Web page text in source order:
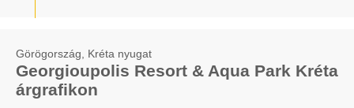
Görögország, Kréta nyugat
Georgioupolis Resort & Aqua Park Kréta
árgrafikon